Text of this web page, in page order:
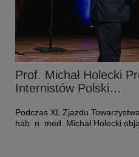
Prof. Michał Holecki
Internistów Polski…
Podczas XL Zjazdu
hab. n. med. Michał Holecki